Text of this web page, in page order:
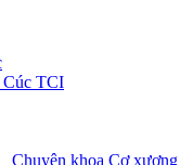
Cúc TCI
Chuyên khoa Cơ